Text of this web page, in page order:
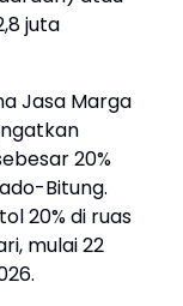
juta
Jasa Marga
20%
Bitung.
20% di ruas
mulai 22